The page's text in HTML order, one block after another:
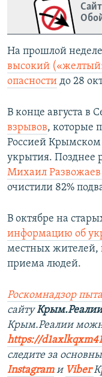
На прошлой неделе
высокий
опасности до 28
В конце августа в
взрывов, которые
Россией Крымском
укрытия. Позднее
Михаил Развожаев
очистили 82%
В октябре на
информацию об
местных жителей,
приема людей.
Роскомнадзор
сайтуКрым.Реалии
Крым.Реалии мож
https://
следите за
Instagram и Viber